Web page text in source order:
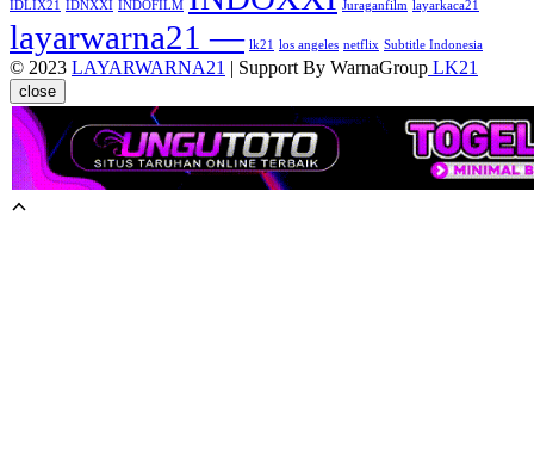
IDLIX21 IDNXXI INDOFILM Juraganfilm layarkaca21
layarwarna21 — lk21 los angeles netflix Subtitle Indonesia
© 2023 LAYARWARNA21 | Support By WarnaGroup LK21
close